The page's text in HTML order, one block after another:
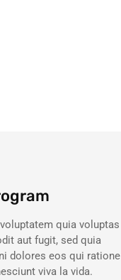
quia voluptas
aut fugit, sed quia
dolores eos qui ratione
viva la vida.